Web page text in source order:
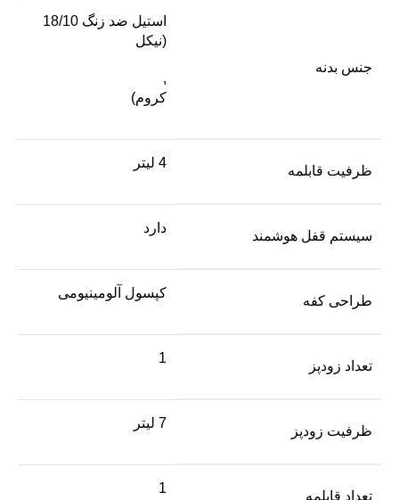
جنس بدنه
استیل ضد زنگ 18/10
(نیکل
,
کروم)
ظرفیت قابلمه
4 لیتر
سیستم قفل هوشمند
دارد
طراحی کفه
کپسول آلومینیومی
تعداد زودپز
1
ظرفیت زودپز
7 لیتر
تعداد قابلمه
1